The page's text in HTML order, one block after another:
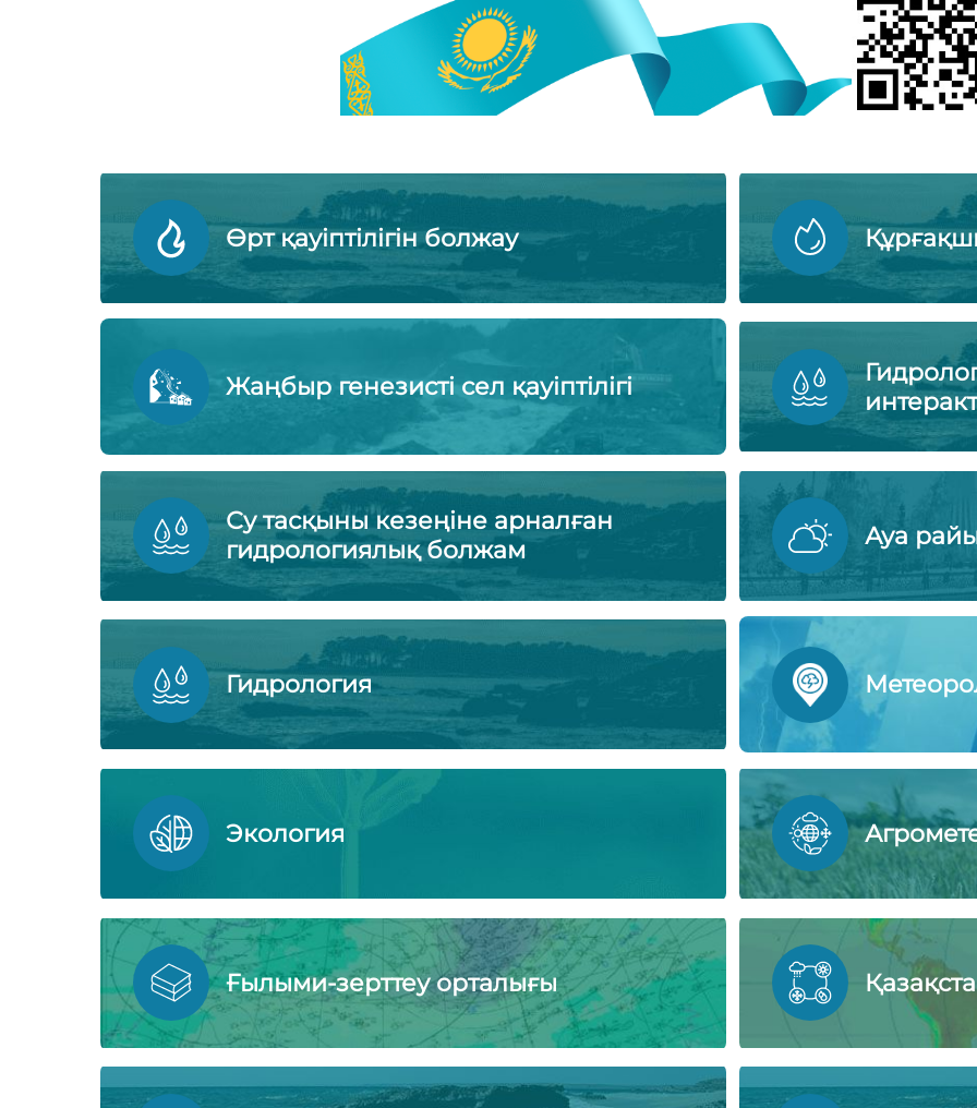
Өрт қауіптілігін болжау
Жаңбыр генезисті сел қауіптілігі
Су тасқыны кезеңіне арналған
гидрологиялық болжам
Ауа
Гидрология
Экология
Ғылыми-зерттеу орталығы